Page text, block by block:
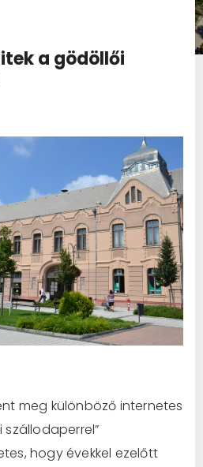
a gödöllői
meg különböző internetes
hogy évekkel ezelőtt